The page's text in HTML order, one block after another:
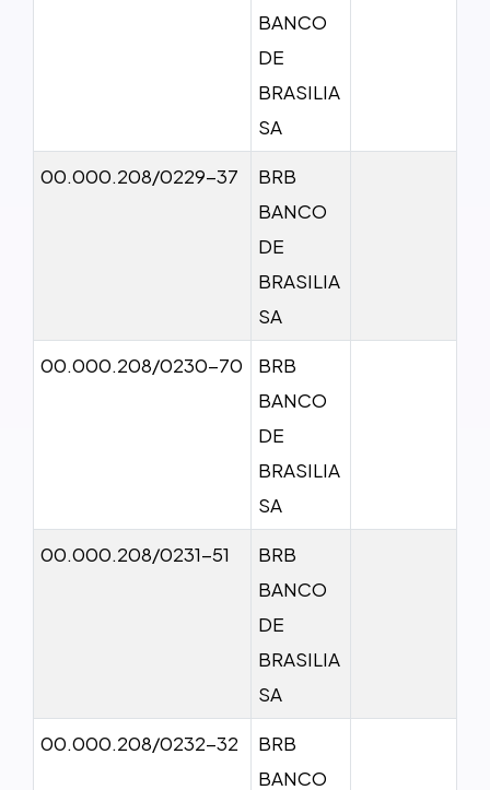
BANCO
DE
BRASILIA
SA
00.000.208/0229-37
BRB
BANCO
DE
BRASILIA
SA
00.000.208/0230-70
BRB
BANCO
DE
BRASILIA
SA
00.000.208/0231-51
BRB
BANCO
DE
BRASILIA
SA
00.000.208/0232-32
BRB
BANCO